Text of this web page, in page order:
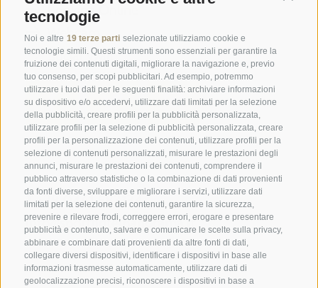
tecnologie
Noi e altre 19 terze parti selezionate utilizziamo cookie e
tecnologie simili. Questi strumenti sono essenziali per garantire la
fruizione dei contenuti digitali, migliorare la navigazione e, previo
tuo consenso, per scopi pubblicitari. Ad esempio, potremmo
utilizzare i tuoi dati per le seguenti finalità: archiviare informazioni
su dispositivo e/o accedervi, utilizzare dati limitati per la selezione
della pubblicità, creare profili per la pubblicità personalizzata,
utilizzare profili per la selezione di pubblicità personalizzata, creare
profili per la personalizzazione dei contenuti, utilizzare profili per la
selezione di contenuti personalizzati, misurare le prestazioni degli
annunci, misurare le prestazioni dei contenuti, comprendere il
pubblico attraverso statistiche o la combinazione di dati provenienti
da fonti diverse, sviluppare e migliorare i servizi, utilizzare dati
limitati per la selezione dei contenuti, garantire la sicurezza,
prevenire e rilevare frodi, correggere errori, erogare e presentare
pubblicità e contenuto, salvare e comunicare le scelte sulla privacy,
abbinare e combinare dati provenienti da altre fonti di dati,
collegare diversi dispositivi, identificare i dispositivi in base alle
informazioni trasmesse automaticamente, utilizzare dati di
geolocalizzazione precisi, riconoscere i dispositivi in base a
SPORTHOTEL PANORAMA
Via Carletti, 6
· Fai della Paganella
T +39 0461 583134
info@sporthotelpanorama.it
DE EN
Booking Online
Webcam
Social Wall